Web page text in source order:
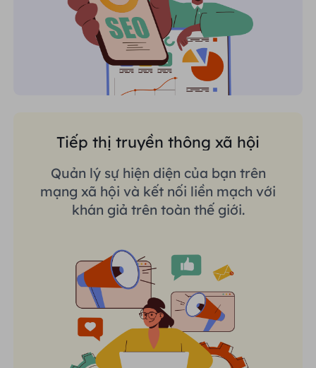
Tiếp thị truyền thông xã hội
Quản lý sự hiện diện của bạn trên
mạng xã hội và kết nối liền mạch với
khán giả trên toàn thế giới.